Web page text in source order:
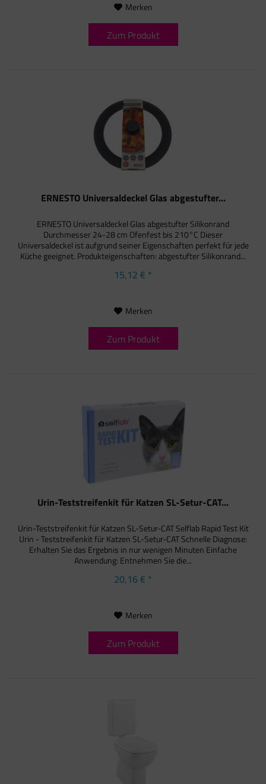
Merken
Zum Produkt
ERNESTO Universaldeckel Glas abgestufter...
ERNESTO Universaldeckel Glas abgestufter Silikonrand
Durchmesser 24-28 cm Ofenfest bis 210°C Dieser
Universaldeckel ist aufgrund seiner Eigenschaften perfekt für jede
Küche geeignet. Produkteigenschaften: abgestufter Silikonrand...
15,12 € *
Merken
Zum Produkt
Urin-Teststreifenkit für Katzen SL-Setur-CAT...
Urin-Teststreifenkit für Katzen SL-Setur-CAT Selflab Rapid Test Kit
Urin - Teststreifenkit für Katzen SL-Setur-CAT Schnelle Diagnose:
Erhalten Sie das Ergebnis in nur wenigen Minuten Einfache
Anwendung: Entnehmen Sie die...
20,16 € *
Merken
Zum Produkt